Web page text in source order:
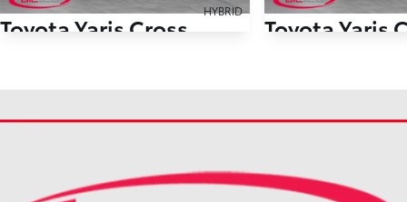
HYBRID
Toyota Yaris Cross
199.990KR.
FINANSIERING
2.232 KR.
Toyota Yaris
FINANSIERING